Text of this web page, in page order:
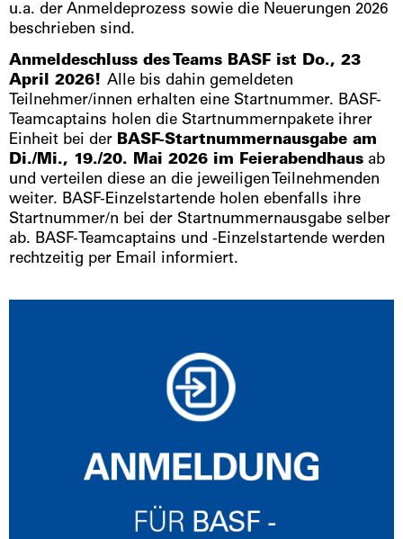
u.a. der Anmeldeprozess sowie die Neuerungen 2026
beschrieben sind.
Anmeldeschluss des Teams BASF ist Do., 23
April 2026! Alle bis dahin gemeldeten
Teilnehmer/innen erhalten eine Startnummer. BASF-
Teamcaptains holen die Startnummernpakete ihrer
Einheit bei der BASF-Startnummernausgabe am
Di./Mi., 19./20. Mai 2026 im Feierabendhaus ab
und verteilen diese an die jeweiligen Teilnehmenden
weiter. BASF-Einzelstartende holen ebenfalls ihre
Startnummer/n bei der Startnummernausgabe selber
ab. BASF-Teamcaptains und -Einzelstartende werden
rechtzeitig per Email informiert.